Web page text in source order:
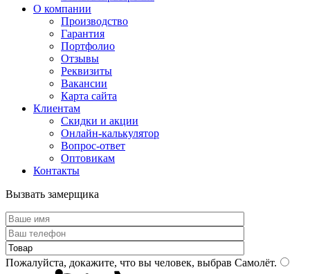
О компании
Производство
Гарантия
Портфолио
Отзывы
Реквизиты
Вакансии
Карта сайта
Клиентам
Скидки и акции
Онлайн-калькулятор
Вопрос-ответ
Оптовикам
Контакты
Вызвать замерщика
Пожалуйста, докажите, что вы человек, выбрав Самолёт.